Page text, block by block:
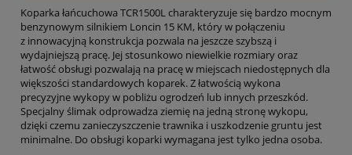
Koparka łańcuchowa TCR1500L charakteryzuje się bardzo mocnym
benzynowym silnikiem Loncin 15 KM, który w połączeniu
z innowacyjną konstrukcja pozwala na jeszcze szybszą i
wydajniejszą pracę. Jej stosunkowo niewielkie rozmiary oraz
łatwość obsługi pozwalają na pracę w miejscach niedostępnych dla
większości standardowych koparek. Z łatwością wykona
precyzyjne wykopy w pobliżu ogrodzeń lub innych przeszkód.
Specjalny ślimak odprowadza ziemię na jedną stronę wykopu,
dzięki czemu zanieczyszczenie trawnika i uszkodzenie gruntu jest
minimalne. Do obsługi koparki wymagana jest tylko jedna osoba.